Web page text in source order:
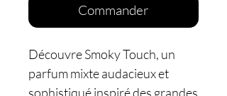
Commander
Découvre Smoky Touch, un
parfum mixte audacieux et
sophistiqué inspiré des grandes